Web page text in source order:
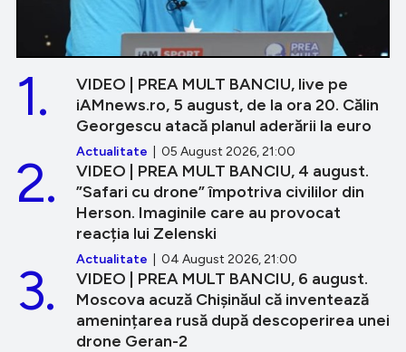
VIDEO | PREA MULT BANCIU, live pe
iAMnews.ro, 5 august, de la ora 20. Călin
Georgescu atacă planul aderării la euro
Actualitate | 05 August 2026, 21:00
1.
VIDEO | PREA MULT BANCIU, 4 august.
”Safari cu drone” împotriva civililor din
Herson. Imaginile care au provocat
reacția lui Zelenski
Actualitate | 04 August 2026, 21:00
2.
VIDEO | PREA MULT BANCIU, 6 august.
Moscova acuză Chișinăul că inventează
amenințarea rusă după descoperirea unei
drone Geran-2
3.